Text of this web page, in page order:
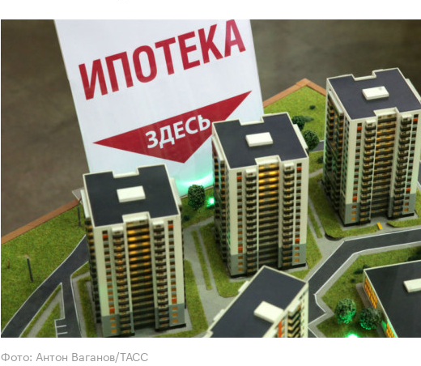
Фото: Антон Ваганов/ТАСС